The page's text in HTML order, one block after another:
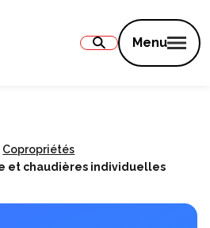
Menu
Copropriétés
et chaudières individuelles